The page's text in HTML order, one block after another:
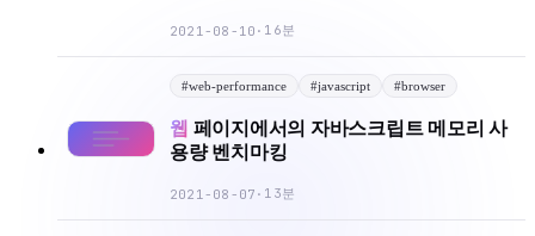
2021-08-10 · 16분
#web-performance #javascript #browser
웹 페이지에서의 자바스크립트 메모리 사
용량 벤치마킹
2021-08-07 · 13분